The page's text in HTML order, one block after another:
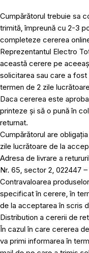
Cumpărătorul trebuie sa
trimită, împreună cu 2-3
completeze cererea
Reprezentantul Electro
această cerere pe
solicitarea sau care a
termen de 2 zile
Daca cererea este
printeze și să o pună în
returnat.
Cumpărătorul are
zile lucrătoare de la
Adresa de livrare a
Nr. 65, sector 2, 022447
Contravaloarea
specificat în cerere, în
de la acceptarea în scris
Distribution a cererii de
În cazul în care cererea
va primi informarea în